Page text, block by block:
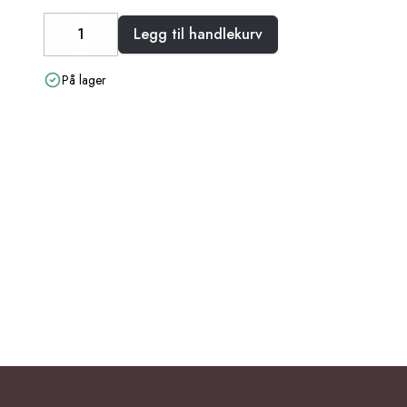
DecreaseIncreaseLegg til handlekurv
På lager